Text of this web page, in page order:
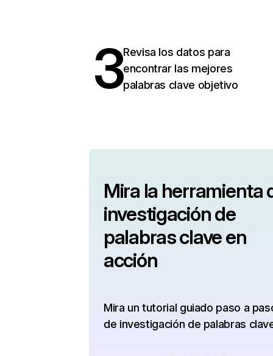
3Revisa los datos para
encontrar las mejores
palabras clave objetivo
Mira la herramienta
investigación de
palabras clave en
acción
Mira un tutorial guiado paso a
de investigación de palabras